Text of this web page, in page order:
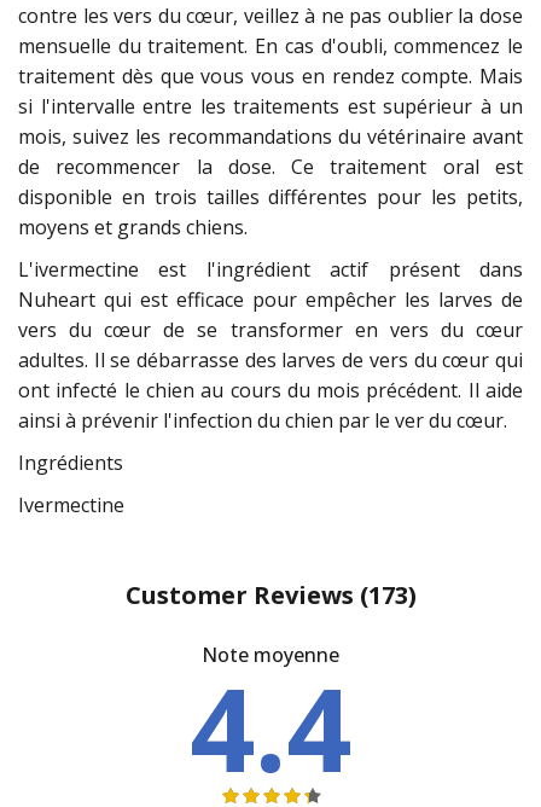
contre les vers du cœur, veillez à ne pas oublier la dose
mensuelle du traitement. En cas d'oubli, commencez le
traitement dès que vous vous en rendez compte. Mais
si l'intervalle entre les traitements est supérieur à un
mois, suivez les recommandations du vétérinaire avant
de recommencer la dose. Ce traitement oral est
disponible en trois tailles différentes pour les petits,
moyens et grands chiens.
L'ivermectine est l'ingrédient actif présent dans
Nuheart qui est efficace pour empêcher les larves de
vers du cœur de se transformer en vers du cœur
adultes. Il se débarrasse des larves de vers du cœur qui
ont infecté le chien au cours du mois précédent. Il aide
ainsi à prévenir l'infection du chien par le ver du cœur.
Ingrédients
Ivermectine
Customer Reviews (173)
Note moyenne
4.4